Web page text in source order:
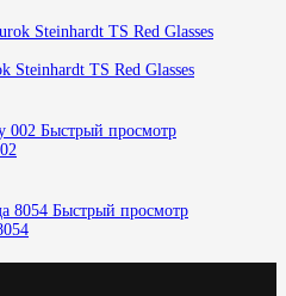
TS Red Glasses
Быстрый просмотр
Быстрый просмотр